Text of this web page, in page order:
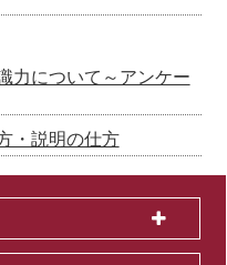
力について～アンケー
・説明の仕方